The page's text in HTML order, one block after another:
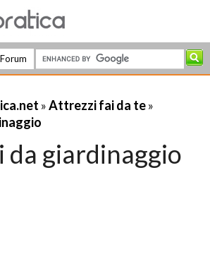
Forum
»Attrezzi fai da te»
da giardinaggio